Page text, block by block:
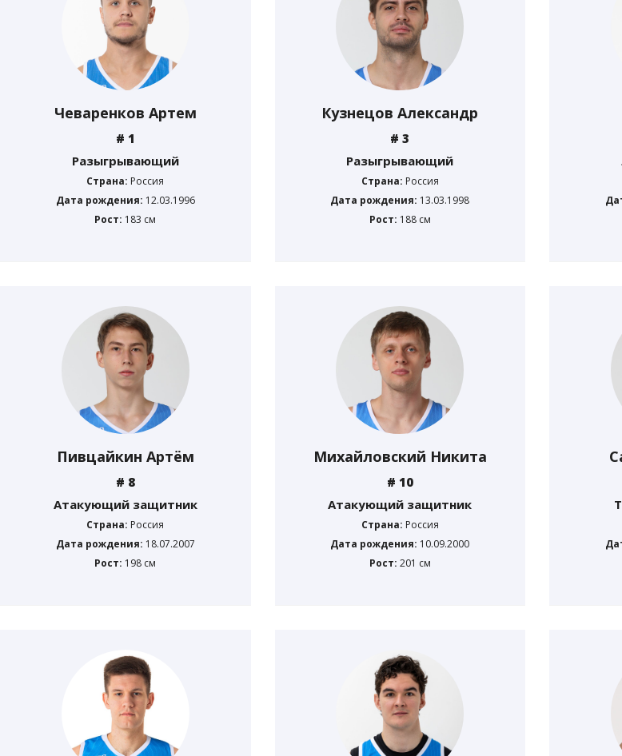
Чеваренков Артем
# 1
Разыгрывающий
Страна: Россия
Дата рождения: 12.03.1996
Рост: 183 см
Кузнецов Александр
# 3
Разыгрывающий
Страна: Россия
Дата рождения: 13.03.1998
Рост: 188 см
Пивцайкин Артём
# 8
Атакующий защитник
Страна: Россия
Дата рождения: 18.07.2007
Рост: 198 см
Михайловский Никита
# 10
Атакующий защитник
Страна: Россия
Дата рождения: 10.09.2000
Рост: 201 см